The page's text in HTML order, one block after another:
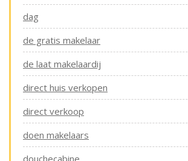
dag
de gratis makelaar
de laat makelaardij
direct huis verkopen
direct verkoop
doen makelaars
douchecabine